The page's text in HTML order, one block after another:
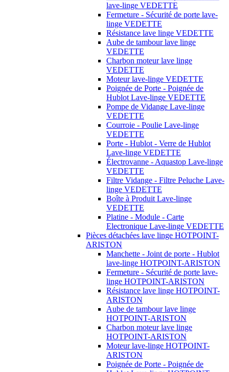
lave-linge VEDETTE
Fermeture - Sécurité de porte lave-
linge VEDETTE
Résistance lave linge VEDETTE
Aube de tambour lave linge
VEDETTE
Charbon moteur lave linge
VEDETTE
Moteur lave-linge VEDETTE
Poignée de Porte - Poignée de
Hublot Lave-linge VEDETTE
Pompe de Vidange Lave-linge
VEDETTE
Courroie - Poulie Lave-linge
VEDETTE
Porte - Hublot - Verre de Hublot
Lave-linge VEDETTE
Électrovanne - Aquastop Lave-linge
VEDETTE
Filtre Vidange - Filtre Peluche Lave-
linge VEDETTE
Boîte à Produit Lave-linge
VEDETTE
Platine - Module - Carte
Electronique Lave-linge VEDETTE
Pièces détachées lave linge HOTPOINT-
ARISTON
Manchette - Joint de porte - Hublot
lave-linge HOTPOINT-ARISTON
Fermeture - Sécurité de porte lave-
linge HOTPOINT-ARISTON
Résistance lave linge HOTPOINT-
ARISTON
Aube de tambour lave linge
HOTPOINT-ARISTON
Charbon moteur lave linge
HOTPOINT-ARISTON
Moteur lave-linge HOTPOINT-
ARISTON
Poignée de Porte - Poignée de